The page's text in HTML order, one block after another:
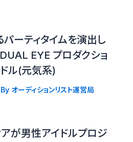
ーティタイムを演出し
EYE プロダクショ
ドル(元気系)
オーディションリスト運営局
が男性アイドルプロジ